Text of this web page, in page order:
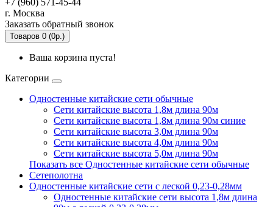
+7 (960) 571-45-44
г. Москва
Заказать обратный звонок
Товаров 0 (0р.)
Ваша корзина пуста!
Категории
Одностенные китайские сети обычные
Сети китайские высота 1,8м длина 90м
Сети китайские высота 1,8м длина 90м синие
Сети китайские высота 3,0м длина 90м
Сети китайские высота 4,0м длина 90м
Сети китайские высота 5,0м длина 90м
Показать все Одностенные китайские сети обычные
Сетеполотна
Одностенные китайские сети с леской 0,23-0,28мм
Одностенные китайские сети высота 1,8м длина